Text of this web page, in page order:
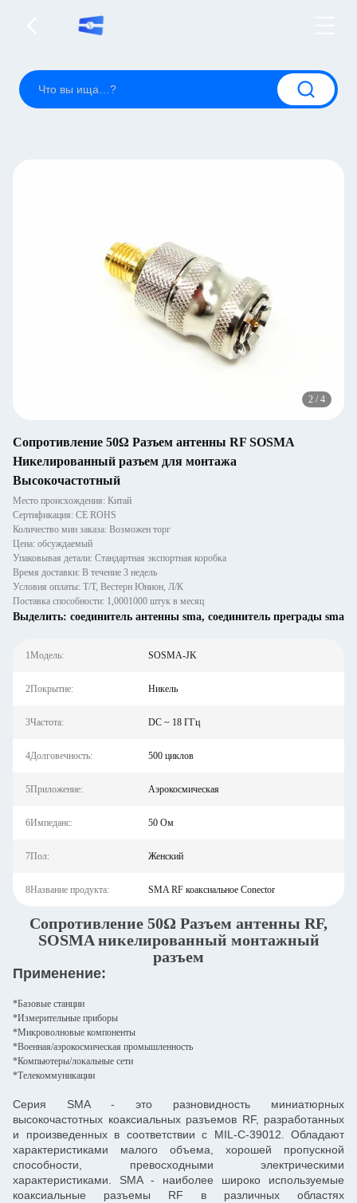
2 / 4
Сопротивление 50Ω Разъем антенны RF SOSMA
Никелированный разъем для монтажа
Высокочастотный
Место происхождения: Китай
Сертификация: CE ROHS
Количество мин заказа: Возможен торг
Цена: обсуждаемый
Упаковывая детали: Стандартная экспортная коробка
Время доставки: В течение 3 недель
Условия оплаты: Т/Т, Вестерн Юнион, Л/К
Поставка способности: 1,0001000 штук в месяц
Выделить: соединитель антенны sma, соединитель преграды sma
1Модель: SOSMA-JK
2Покрытие: Никель
3Частота: DC ~ 18 ГГц
4Долговечность: 500 циклов
5Приложение: Аэрокосмическая
6Импеданс: 50 Ом
7Пол: Женский
8Название продукта: SMA RF коаксиальное Conector
Сопротивление 50Ω Разъем антенны RF,
SOSMA никелированный монтажный
разъем
Применение:
*Базовые станции
*Измерительные приборы
*Микроволновые компоненты
*Военная/аэрокосмическая промышленность
*Компьютеры/локальные сети
*Телекоммуникации
Серия SMA - это разновидность миниатюрных
высокочастотных коаксиальных разъемов RF, разработанных
и произведенных в соответствии с MIL-C-39012. Обладают
характеристиками малого объема, хорошей пропускной
способности, превосходными электрическими
характеристиками. SMA - наиболее широко используемые
коаксиальные разъемы RF в различных областях